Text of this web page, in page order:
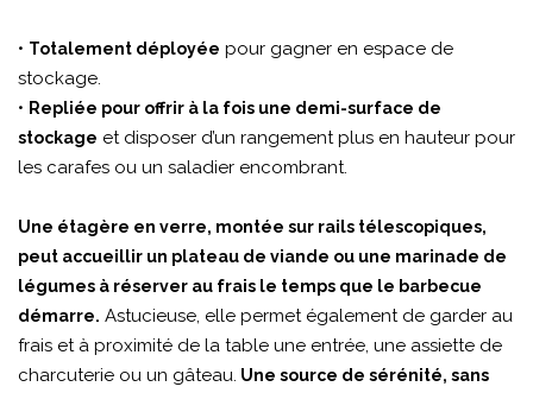
• Totalement déployée pour gagner en espace de
stockage.
• Repliée pour offrir à la fois une demi-surface de
stockage et disposer d’un rangement plus en hauteur pour
les carafes ou un saladier encombrant.
Une étagère en verre, montée sur rails télescopiques,
peut accueillir un plateau de viande ou une marinade de
légumes à réserver au frais le temps que le barbecue
démarre. Astucieuse, elle permet également de garder au
frais et à proximité de la table une entrée, une assiette de
charcuterie ou un gâteau. Une source de sérénité, sans